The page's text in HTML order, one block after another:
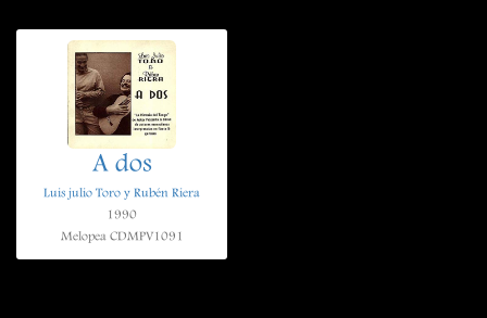
A dos
Luis julio Toro y Rubén Riera
1990
Melopea CDMPV1091